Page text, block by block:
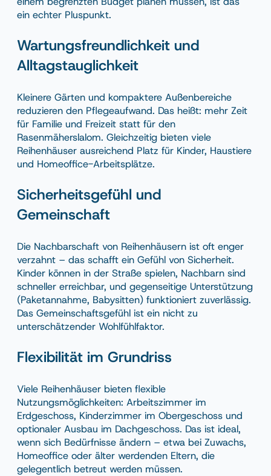
ein echter Pluspunkt.
Wartungsfreundlichkeit und
Alltagstauglichkeit
Kleinere Gärten und kompaktere Außenbereiche
reduzieren den Pflegeaufwand. Das heißt: mehr Zeit
für Familie und Freizeit statt für den
Rasenmäherslalom. Gleichzeitig bieten viele
Reihenhäuser ausreichend Platz für Kinder, Haustiere
und Homeoffice-Arbeitsplätze.
Sicherheitsgefühl und
Gemeinschaft
Die Nachbarschaft von Reihenhäusern ist oft enger
verzahnt – das schafft ein Gefühl von Sicherheit.
Kinder können in der Straße spielen, Nachbarn sind
schneller erreichbar, und gegenseitige Unterstützung
(Paketannahme, Babysitten) funktioniert zuverlässig.
Das Gemeinschaftsgefühl ist ein nicht zu
unterschätzender Wohlfühlfaktor.
Flexibilität im Grundriss
Viele Reihenhäuser bieten flexible
Nutzungsmöglichkeiten: Arbeitszimmer im
Erdgeschoss, Kinderzimmer im Obergeschoss und
optionaler Ausbau im Dachgeschoss. Das ist ideal,
wenn sich Bedürfnisse ändern – etwa bei Zuwachs,
Homeoffice oder älter werdenden Eltern, die
gelegentlich betreut werden müssen.